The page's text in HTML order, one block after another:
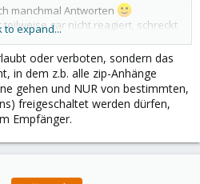
manchmal Antworten
gar nicht reagiert, schreckt
ein wenig ab.
haben nur Admins Zugriff,
User/Mailbox.
nicht. Mit dem Regelsystem können
User erlaubt werden.
to expand...
oder verboten, sondern das
in dem z.b. alle zip-Anhänge
gehen und NUR von bestimmten,
freigeschaltet werden dürfen,
Empfänger.